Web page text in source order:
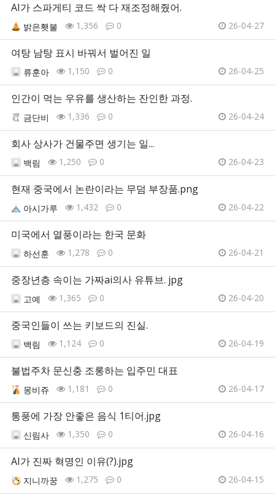
AI가 스파게티 코드 싹 다 재조정해줬어.
밝은횃불 1,356 0 26-04-27
여탕 남탕 표시 바꿔서 벌어진 일
류훈아 1,150 0 26-04-25
인간이 먹는 우유를 생산하는 잔인한 과정.
금단비 1,336 0 26-04-24
회사 상사가 건물주면 생기는 일...
백림 1,250 0 26-04-23
현재 중국에서 논란이라는 무덤 부장품.png
아시가루 1,432 0 26-04-22
미국에서 열풍이라는 한국 문화
하선훈 1,278 0 26-04-21
중장년층 속이는 가짜ai의사 유튜브. jpg
고예 1,365 0 26-04-20
중국인들이 쓰는 키보드의 진실.
백림 1,124 0 26-04-19
불법주차 문신충 조롱하는 입주민 대표
몽비쥬 1,181 0 26-04-17
통풍에 가장 안좋은 음식 1티어.jpg
신림사 1,350 0 26-04-16
AI가 진짜 혁명인 이유(?).jpg
지니까꿍 1,275 0 26-04-15